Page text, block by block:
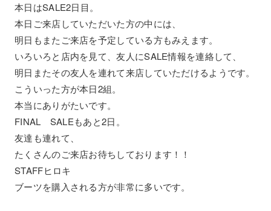
本日はSALE2日目。
本日ご来店していただいた方の中には、
明日もまたご来店を予定している方もみえます。
いろいろと店内を見て、友人にSALE情報を連絡して、
明日またその友人を連れて来店していただけるようです。
こういった方が本日2組。
本当にありがたいです。
FINAL SALEもあと2日。
友達も連れて、
たくさんのご来店お待ちしております！！
STAFFヒロキ
ブーツを購入される方が非常に多いです。